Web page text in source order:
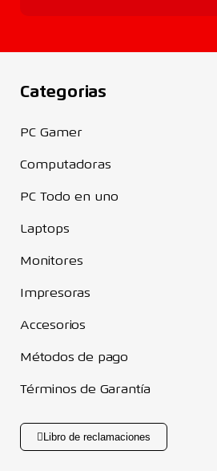
Categorias
PC Gamer
Computadoras
PC Todo en uno
Laptops
Monitores
Impresoras
Accesorios
Métodos de pago
Términos de Garantía
Libro de reclamaciones